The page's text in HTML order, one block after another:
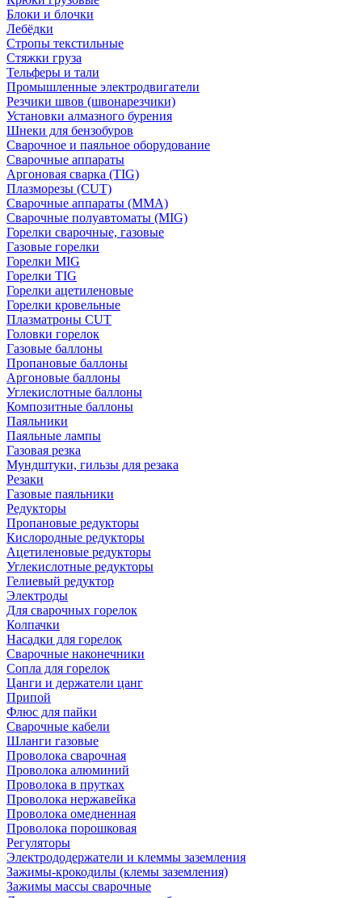
Блоки и блочки
Лебёдки
Стропы текстильные
Стяжки груза
Тельферы и тали
Промышленные электродвигатели
Резчики швов (швонарезчики)
Установки алмазного бурения
Шнеки для бензобуров
Сварочное и паяльное оборудование
Сварочные аппараты
Аргоновая сварка (TIG)
Плазморезы (CUT)
Сварочные аппараты (MMA)
Сварочные полуавтоматы (MIG)
Горелки сварочные, газовые
Газовые горелки
Горелки MIG
Горелки TIG
Горелки ацетиленовые
Горелки кровельные
Плазматроны CUT
Головки горелок
Газовые баллоны
Пропановые баллоны
Аргоновые баллоны
Углекислотные баллоны
Композитные баллоны
Паяльники
Паяльные лампы
Газовая резка
Мундштуки, гильзы для резака
Резаки
Газовые паяльники
Редукторы
Пропановые редукторы
Кислородные редукторы
Ацетиленовые редукторы
Углекислотные редукторы
Гелиевый редуктор
Электроды
Для сварочных горелок
Колпачки
Насадки для горелок
Сварочные наконечники
Сопла для горелок
Цанги и держатели цанг
Припой
Флюс для пайки
Сварочные кабели
Шланги газовые
Проволока сварочная
Проволока алюминий
Проволока в прутках
Проволока нержавейка
Проволока омедненная
Проволока порошковая
Регуляторы
Электрододержатели и клеммы заземления
Зажимы-крокодилы (клемы заземления)
Зажимы массы сварочные